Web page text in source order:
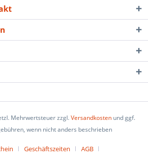
Mehrwertsteuer zzgl.Versandkosten und ggf.
wenn nicht anders beschrieben
Geschäftszeiten AGB